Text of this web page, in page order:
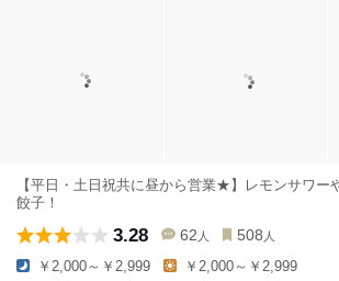
【平日・土日祝共に昼から営業★】レモンサワー
餃子！
3.28 62 人 508 人
￥2,000～￥2,999 ￥2,000～￥2,999